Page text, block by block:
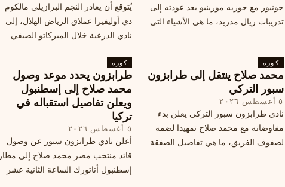
جونيور مع جوزيه مورينيو بعد عودته إلى
تدريبات ريال مدريد، ما هي الأشياء التي
يُتوقع أن يغادر النجم البرازيلي مالكوم
دي أوليفيرا عملاق الرياض الهلال، إلى
نادي الدرعية خلال الميركاتو الصيفي
هذا الانتقال، وسط تقارير تفيد أن الهلال
يرحب بفراقته.
كورة
محمد صلاح ينتقل إلى طرابزون
سبور التركي
٥ أغسطس ٢٠٢٦
نادي طرابزون سبور التركي يعلن بدء
مفاوضاته مع محمد صلاح تمهيدا لضمه
لصفوف الفريق، ما هي تفاصيل الصفقة
كورة
طرابزون يحدد موعد وصول
محمد صلاح إلى إسطنبول
ويعلن تفاصيل استقباله في
تركيا
٥ أغسطس ٢٠٢٦
أعلن نادي طرابزون سبور عن وصول
قائد منتخب مصر محمد صلاح إلى مطار
إسطنبول أتاتورك الساعة الثانية عشر